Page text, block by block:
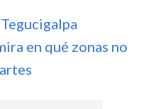
en qué zonas no